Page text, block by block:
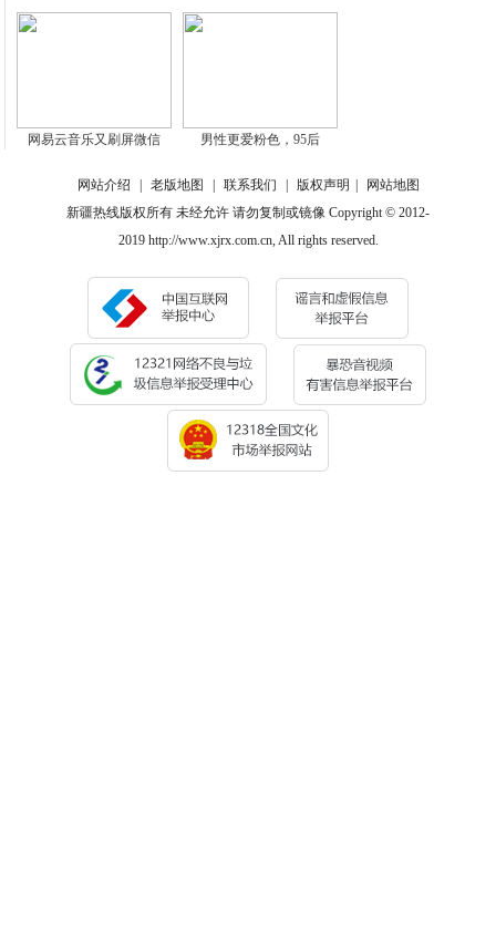
网易云音乐又刷屏微信 男性更爱粉色，95后
网站介绍 老版地图 联系我们 版权声明
网站地图
新疆热线版权所有 未经允许 请勿复制或镜像 Copyright © 2012-
2019 http://www.xjrx.com.cn, All rights reserved.